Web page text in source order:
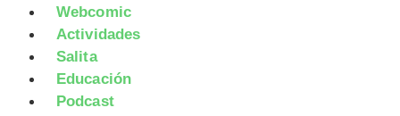
Webcomic
Actividades
Salita
Educación
Podcast